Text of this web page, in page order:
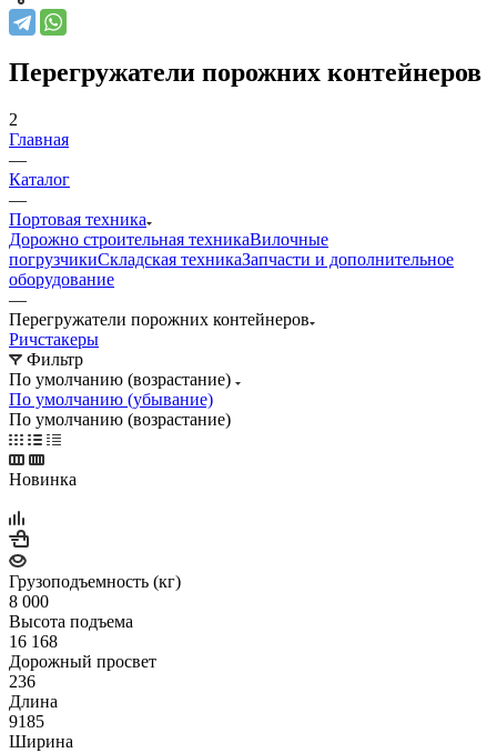
Перегружатели порожних контейнеров
2
Главная
—
Каталог
—
Портовая техника
Дорожно строительная техникаВилочные
погрузчикиСкладская техникаЗапчасти и дополнительное
оборудование
—
Перегружатели порожних контейнеров
Ричстакеры
Фильтр
По умолчанию (возрастание)
По умолчанию (убывание)
По умолчанию (возрастание)
Новинка
Грузоподъемность (кг)
8 000
Высота подъема
16 168
Дорожный просвет
236
Длина
9185
Ширина